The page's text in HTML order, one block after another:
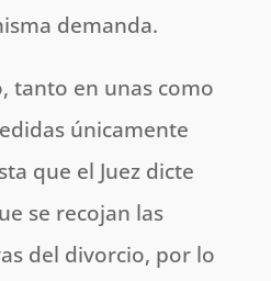
demanda.
tanto en unas como
únicamente
que el Juez dicte
se recojan las
del divorcio, por lo